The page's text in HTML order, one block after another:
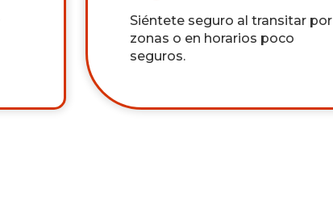
Siéntete seguro al transitar por
zonas o en horarios poco
seguros.